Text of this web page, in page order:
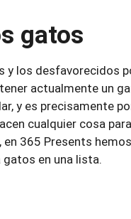
gatos
y los desfavorecidos
actualmente un
y es precisamente
cualquier cosa para
en 365 Presents hemos
en una lista.